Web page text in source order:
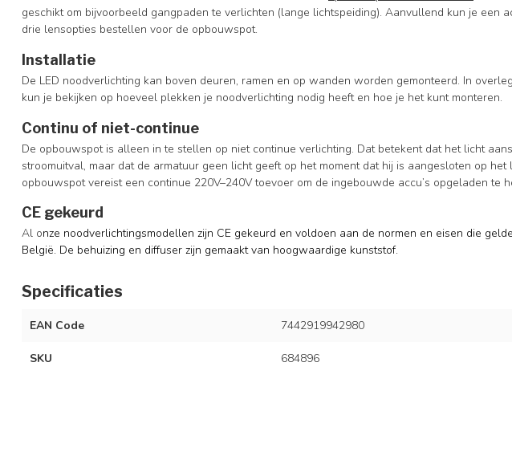
geschikt om bijvoorbeeld gangpaden te verlichten (lange lichtspeiding). Aanvullend kun je een
drie lensopties bestellen voor de opbouwspot.
Installatie
De LED noodverlichting kan boven deuren, ramen en op wanden worden gemonteerd. In
kun je bekijken op hoeveel plekken je noodverlichting nodig heeft en hoe je het kunt monteren.
Continu of niet-continue
De opbouwspot is alleen in te stellen op niet continue verlichting. Dat betekent dat het licht
stroomuitval, maar dat de armatuur geen licht geeft op het moment dat hij is aangesloten op het
opbouwspot vereist een continue 220V–240V toevoer om de ingebouwde accu’s opgeladen te
CE gekeurd
Al onze noodverlichtingsmodellen zijn CE gekeurd en voldoen aan de normen en eisen die
België. De behuizing en diffuser zijn gemaakt van hoogwaardige kunststof.
Specificaties
EAN Code 7442919942980
SKU 684896